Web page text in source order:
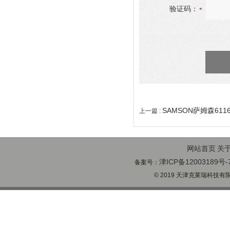
验证码：
上一篇 : SAMSON萨姆森
网站首页 关
备案号：津ICP备12003189号-
© 2019 天津克莱瑞科技有